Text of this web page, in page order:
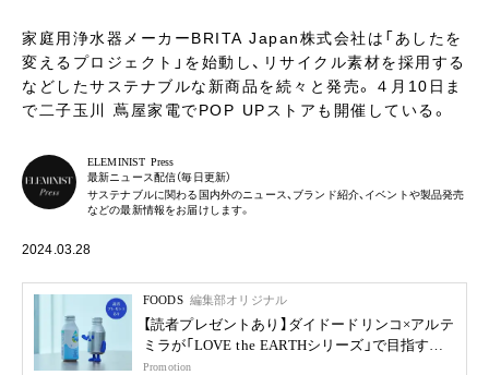
家庭用浄水器メーカーBRITA Japan株式会社は「あしたを
変えるプロジェクト」を始動し、リサイクル素材を採用する
などしたサステナブルな新商品を続々と発売。４月10日ま
で二子玉川 蔦屋家電でPOP UPストアも開催している。
ELEMINIST Press
最新ニュース配信（毎日更新）
サステナブルに関わる国内外のニュース、ブランド紹介、イベントや製品発売
などの最新情報をお届けします。
2024.03.28
FOODS 編集部オリジナル
【読者プレゼントあり】ダイドードリンコ×アルテ
ミラが「LOVE the EARTHシリーズ」で目指す未
来
Promotion